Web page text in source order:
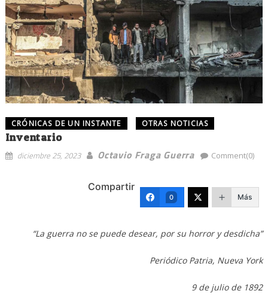
CRÓNICAS DE UN INSTANTE OTRAS NOTICIAS
Inventario
diciembre 25, 2023 Octavio Fraga Guerra Comment(0)
Compartir
0 Más
“La guerra no se puede desear, por su horror y desdicha”
Periódico Patria, Nueva York
9 de julio de 1892